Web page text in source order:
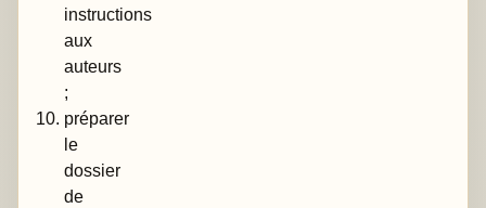
instructions
aux
auteurs
;
préparer
le
dossier
de